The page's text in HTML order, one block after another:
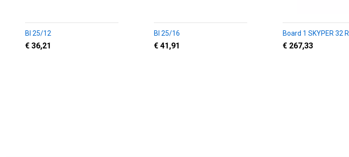
BI 25/12
€ 36,21
BI 25/16
€ 41,91
Board 1 SKYPER 32 R
€ 267,33